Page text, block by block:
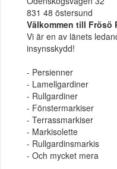
831 48 östersund
Välkommen till Frösö
Vi är en av länets
insynsskydd!
- Persienner
- Lamellgardiner
- Rullgardiner
- Fönstermarkiser
- Terrassmarkiser
- Markisolette
- Rullgardinsmarkis
- Och mycket mera